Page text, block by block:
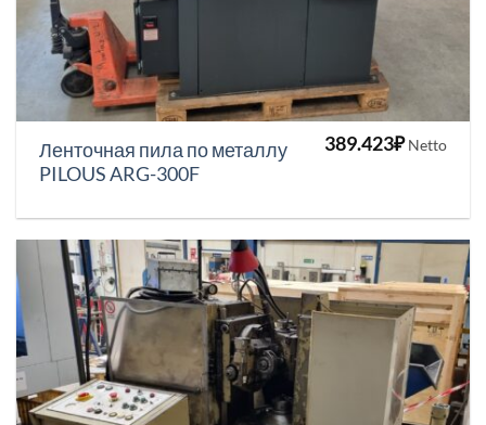
Ленточная пила по металлу
PILOUS ARG-300F
389.423₽ Netto